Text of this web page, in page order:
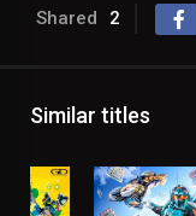
Shared 2
Similar titles